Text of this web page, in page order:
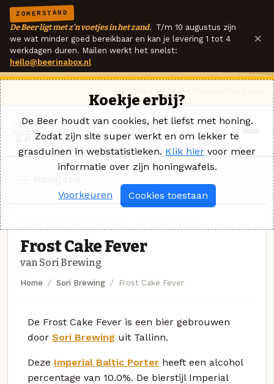
ZOMERSTAND
De Beer ligt met z'n voetjes in het zand. T/m 10 augustus zijn
we wat minder goed bereikbaar en kan je levering 1 tot 4
werkdagen duren. Mailen werkt het snelst:
hello@beerinabox.nl
×
Frost Cake Fever
van Sori Brewing
Home Sori Brewing Frost Cake Fever
De Frost Cake Fever is een bier gebrouwen
door Sori Brewing uit Tallinn.
Deze Imperial Baltic Porter heeft een alcohol
percentage van 10.0%. De bierstijl Imperial
Koekje erbij?
De Beer houdt van cookies, het liefst met honing.
Zodat zijn site super werkt en om lekker te
grasduinen in webstatistieken. Klik hier voor meer
informatie over zijn honingwafels.
Voorkeuren Cookies toestaan